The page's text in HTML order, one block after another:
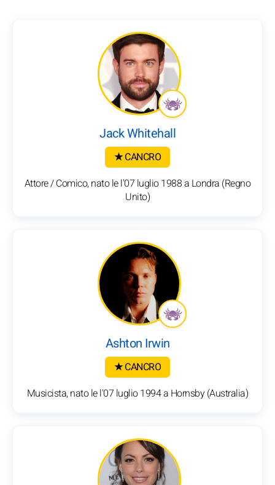
Jack Whitehall
★ CANCRO
Attore / Comico, nato le l'07 luglio 1988 a Londra (Regno
Unito)
Ashton Irwin
★ CANCRO
Musicista, nato le l'07 luglio 1994 a Hornsby (Australia)